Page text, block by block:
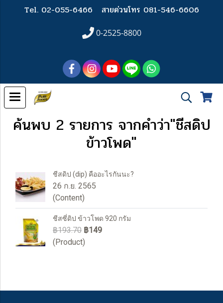
Tel. 02-055-6466 สายด่วนโทร 081-546-6606
0-2525-8800
ค้นพบ 2 รายการ จากคำว่า"ชีสดิป
ข้าวโพด"
ชีสดิป (dip) คืออะไรกันนะ?
26 ก.ย. 2565
(Content)
ชีสซี่ดิป ข้าวโพด 920 กรัม
฿193.70 ฿149
(Product)